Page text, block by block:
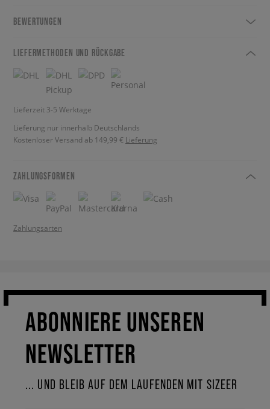
BEWERTUNGEN
LIEFERMETHODEN UND RÜCKGABE
Lieferzeit 3-5 Werktage
Lieferung nur innerhalb Deutschlands
Kostenloser Versand ab 149,99 € Lieferung
ZAHLUNGSFORMEN
Zahlungsarten
ABONNIERE UNSEREN
NEWSLETTER
... UND BLEIB AUF DEM LAUFENDEN MIT SIZEER